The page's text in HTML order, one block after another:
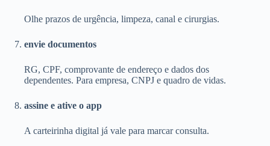
Olhe prazos de urgência, limpeza, canal e cirurgias.
envie documentos
RG, CPF, comprovante de endereço e dados dos
dependentes. Para empresa, CNPJ e quadro de vidas.
assine e ative o app
A carteirinha digital já vale para marcar consulta.